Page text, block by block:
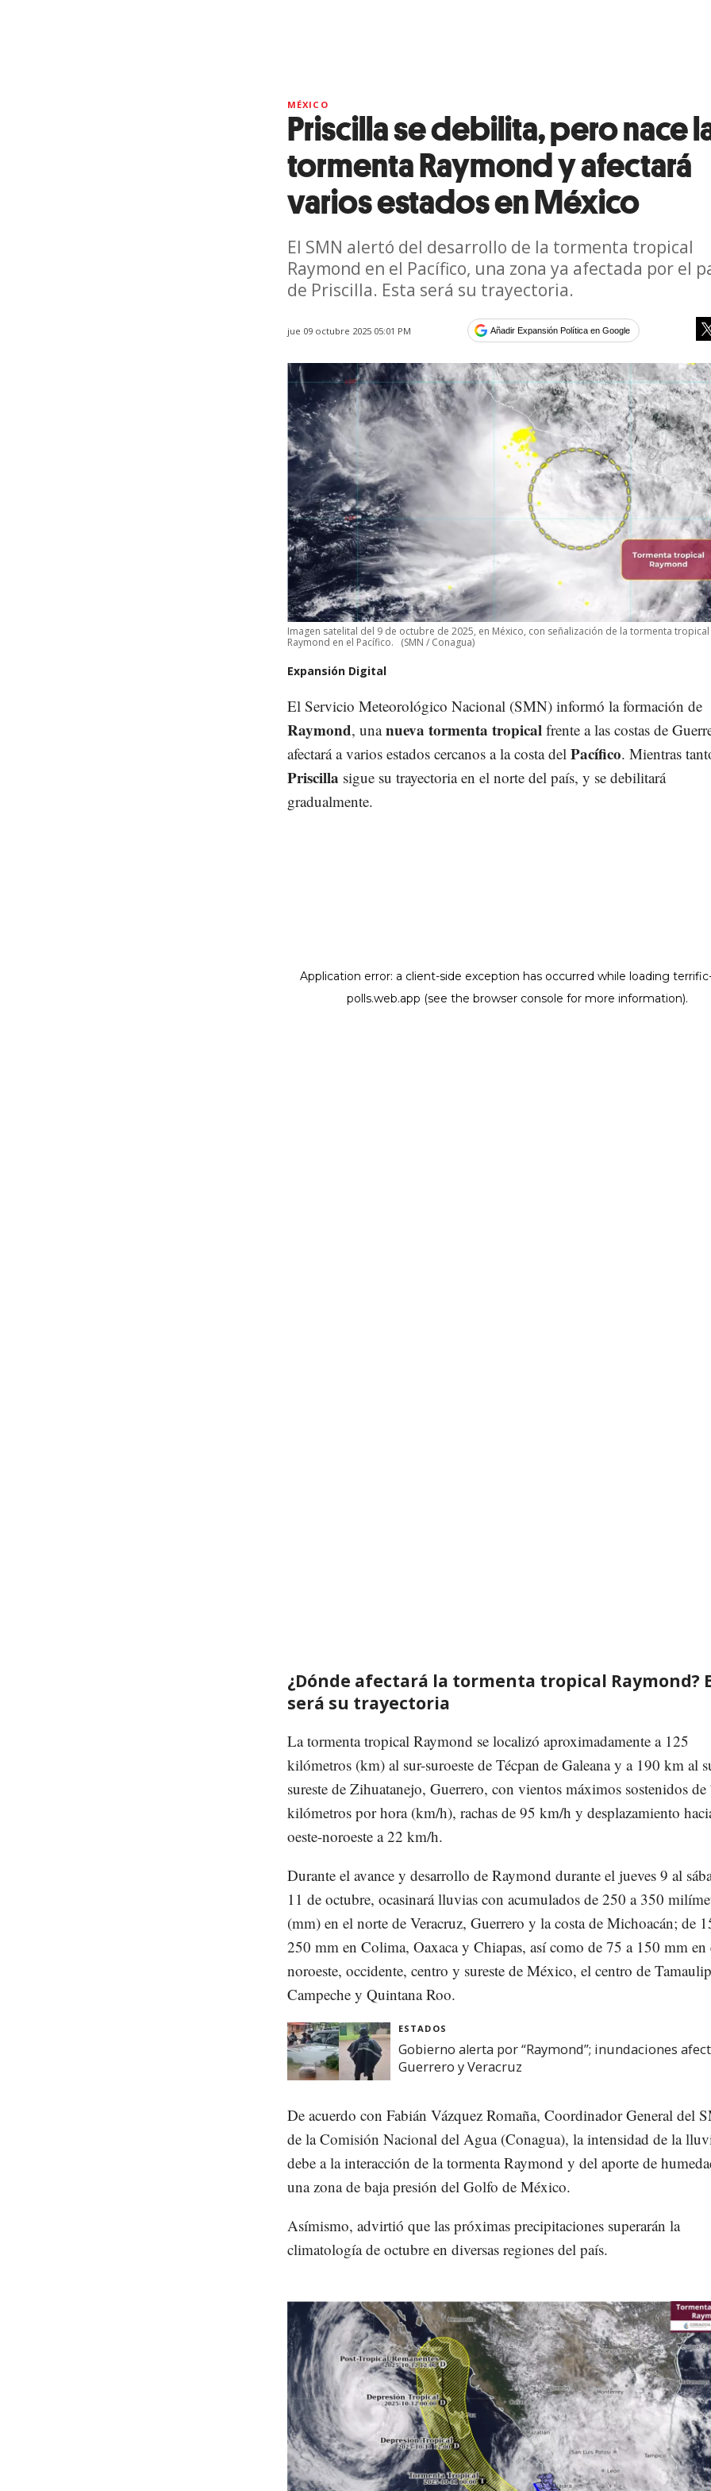
MÉXICO
Priscilla se debilita, pero nace
tormenta Raymond y afectará
varios estados en México
El SMN alertó del desarrollo de la tormenta tropical
Raymond en el Pacífico, una zona ya afectada por el
de Priscilla. Esta será su trayectoria.
jue 09 octubre 2025 05:01 PM Añadir Expansión Política en Google
Imagen satelital del 9 de octubre de 2025, en México, con señalización de la tormenta tropical
Raymond en el Pacífico.
(SMN / Conagua)
Expansión Digital
El Servicio Meteorológico Nacional (SMN) informó la formación de
Raymond, unanueva tormenta tropical frente a las costas de
afectará a varios estados cercanos a la costa del Pacífico. Mientras
Priscilla sigue su trayectoria en el norte del país, y se debilitará
gradualmente.
¿Dónde afectará la tormenta tropical Raymond?
será su trayectoria
La tormenta tropical Raymond se localizó aproximadamente a 125
kilómetros (km) al sur-suroeste de Técpan de Galeana y a 190 km al
sureste de Zihuatanejo, Guerrero, con vientos máximos sostenidos de
kilómetros por hora (km/h), rachas de 95 km/h y desplazamiento
oeste-noroeste a 22 km/h.
Durante el avance y desarrollo de Raymond durante el jueves 9 al
11 de octubre, ocasinará lluvias con acumulados de 250 a 350
(mm) en el norte de Veracruz, Guerrero y la costa de Michoacán; de
250 mm en Colima, Oaxaca y Chiapas, así como de 75 a 150 mm en
noroeste, occidente, centro y sureste de México, el centro de
Campeche y Quintana Roo.
ESTADOS
Gobierno alerta por “Raymond”; inundaciones
Guerrero y Veracruz
De acuerdo con Fabián Vázquez Romaña, Coordinador General del
de la Comisión Nacional del Agua (Conagua), la intensidad de la
debe a la interacción de la tormenta Raymond y del aporte de
una zona de baja presión del Golfo de México.
Asímismo, advirtió que las próximas precipitaciones superarán la
climatología de octubre en diversas regiones del país.